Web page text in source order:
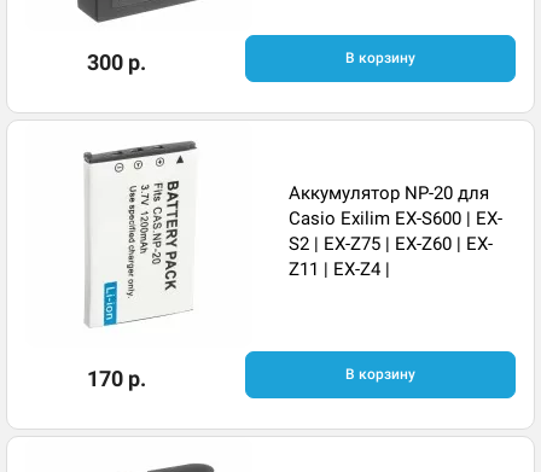
300 р. В корзину
Аккумулятор NP-20 для
Casio Exilim EX-S600 | EX-
S2 | EX-Z75 | EX-Z60 | EX-
Z11 | EX-Z4 |
170 р. В корзину